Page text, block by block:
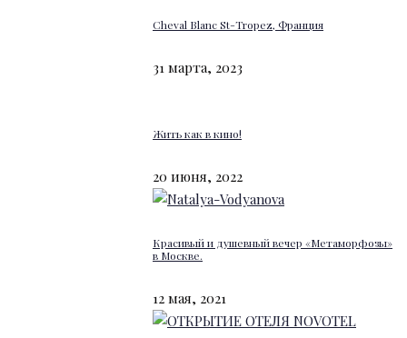
Cheval Blanc St-Tropez, Франция
31 марта, 2023
Жить как в кино!
20 июня, 2022
Красивый и душевный вечер «Метаморфозы»
в Москве.
12 мая, 2021